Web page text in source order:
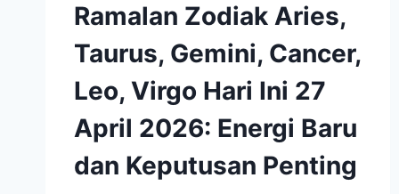
Ramalan Zodiak Aries,
Taurus, Gemini, Cancer,
Leo, Virgo Hari Ini 27
April 2026: Energi Baru
dan Keputusan Penting